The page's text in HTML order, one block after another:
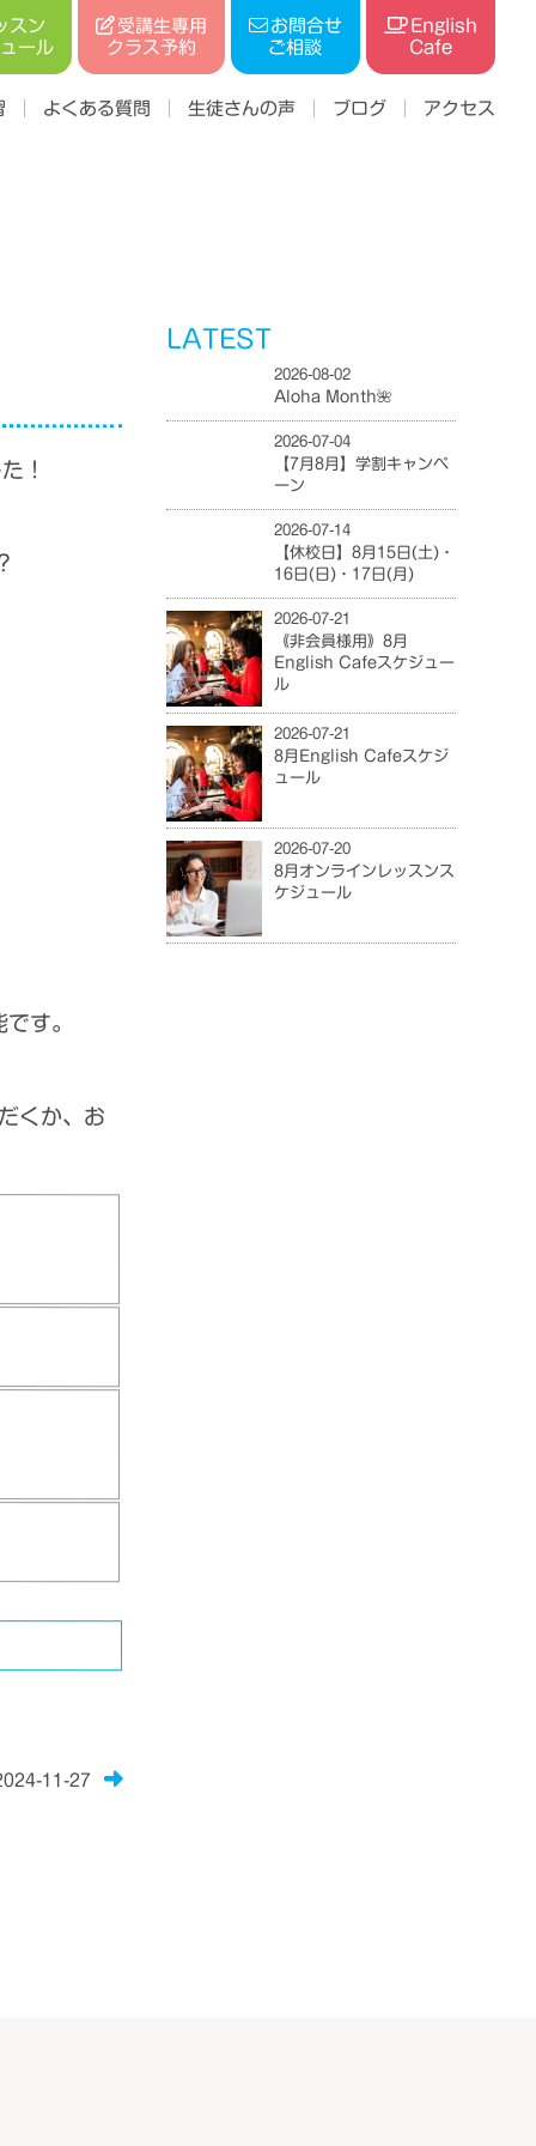
スン
ール
受講生専用
クラス予約
お問合せ
ご相談
English
Cafe
よくある質問 生徒さんの声 ブログ アクセス
！
す。
くか、お
11-27
LATEST
2026-08-02
Aloha Month🌺
2026-07-04
【7月8月】学割キャンペ
ーン
2026-07-14
【休校日】8月15日(土)・
16日(日)・17日(月)
2026-07-21
｟非会員様用｠8月
English Cafeスケジュー
ル
2026-07-21
8月English Cafeスケジ
ュール
2026-07-20
8月オンラインレッスンス
ケジュール